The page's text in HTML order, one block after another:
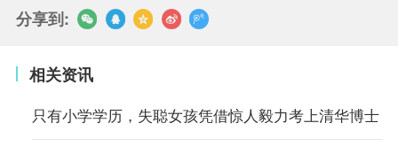
分享到:
相关资讯
只有小学学历，失聪女孩凭借惊人毅力考上清华博士